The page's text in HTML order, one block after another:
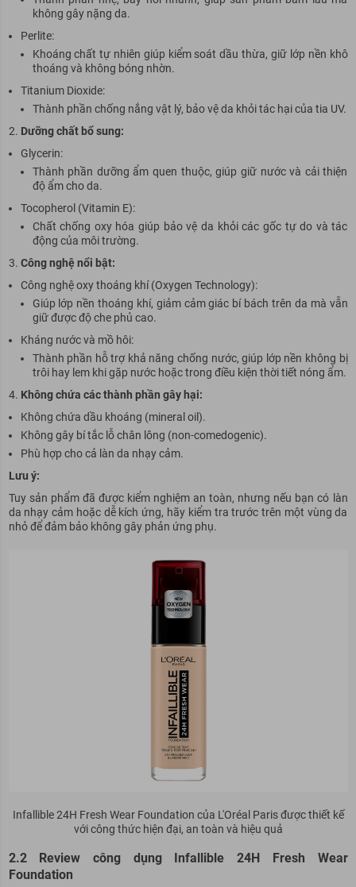
không gây nặng da.
Perlite:
Khoáng chất tự nhiên giúp kiểm soát dầu thừa, giữ lớp nền khô
thoáng và không bóng nhờn.
Titanium Dioxide:
Thành phần chống nắng vật lý, bảo vệ da khỏi tác hại của tia UV.
Dưỡng chất bổ sung:
Glycerin:
Thành phần dưỡng ẩm quen thuộc, giúp giữ nước và cải thiện
độ ẩm cho da.
Tocopherol (Vitamin E):
Chất chống oxy hóa giúp bảo vệ da khỏi các gốc tự do và tác
động của môi trường.
Công nghệ nổi bật:
Công nghệ oxy thoáng khí (Oxygen Technology):
Giúp lớp nền thoáng khí, giảm cảm giác bí bách trên da mà vẫn
giữ được độ che phủ cao.
Kháng nước và mồ hôi:
Thành phần hỗ trợ khả năng chống nước, giúp lớp nền không bị
trôi hay lem khi gặp nước hoặc trong điều kiện thời tiết nóng ẩm.
Không chứa các thành phần gây hại:
Không chứa dầu khoáng (mineral oil).
Không gây bí tắc lỗ chân lông (non-comedogenic).
Phù hợp cho cả làn da nhạy cảm.
Lưu ý:
Tuy sản phẩm đã được kiểm nghiệm an toàn, nhưng nếu bạn có làn
da nhạy cảm hoặc dễ kích ứng, hãy kiểm tra trước trên một vùng da
nhỏ để đảm bảo không gây phản ứng phụ.
Infallible 24H Fresh Wear Foundation của L'Oréal Paris được thiết kế
với công thức hiện đại, an toàn và hiệu quả
2.2 Review công dụng Infallible 24H Fresh Wear
Foundation